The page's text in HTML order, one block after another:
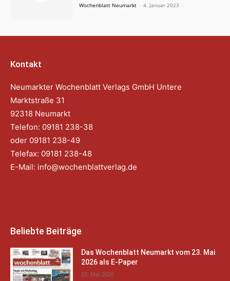
Wochenblatt Neumarkt - 4. Januar 2023
Kontakt
Neumarkter Wochenblatt Verlags GmbH Untere
Marktstraße 31
92318 Neumarkt
Telefon: 09181 238-38
oder 09181 238-49
Telefax: 09181 238-48
E-Mail: info@wochenblattverlag.de
Beliebte Beiträge
Das Wochenblatt Neumarkt vom 23. Mai
2026 als E-Paper
23. Mai 2026